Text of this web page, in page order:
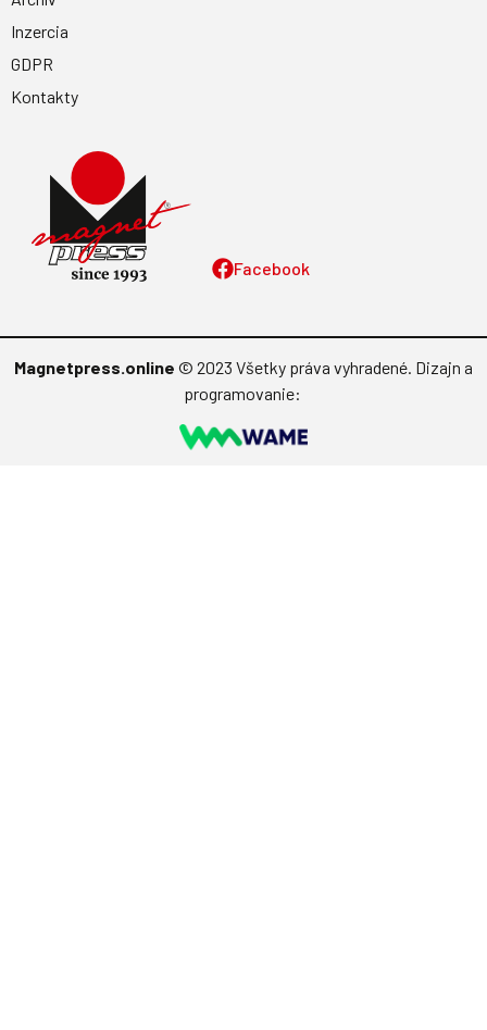
Facebook
Inzercia
GDPR
Kontakty
Magnetpress.online © 2023 Všetky práva vyhradené. Dizajn a
programovanie: